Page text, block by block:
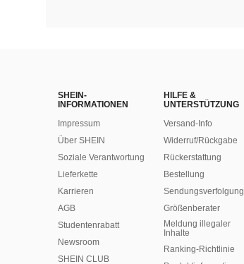
SHEIN-
INFORMATIONEN
Impressum
Über SHEIN
Soziale Verantwortung
Lieferkette
Karrieren
AGB
Studentenrabatt
Newsroom
SHEIN CLUB
HILFE &
UNTERSTÜTZUNG
Versand-Info
Widerruf/Rückgabe
Rückerstattung
Bestellung
Sendungsverfolgung
Größenberater
Meldung illegaler
Inhalte
Ranking-Richtlinie